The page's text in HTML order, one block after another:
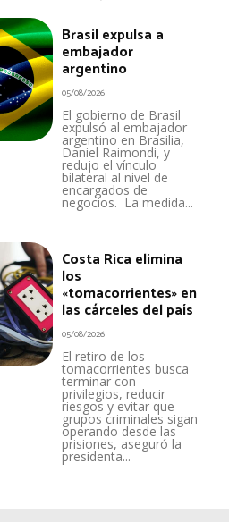
Brasil expulsa a
embajador
argentino
05/08/2026
El gobierno de Brasil
expulsó al embajador
argentino en Brasilia,
Daniel Raimondi, y
redujo el vínculo
bilateral al nivel de
encargados de
negocios. La medida...
Costa Rica elimina
los
«tomacorrientes» en
las cárceles del país
05/08/2026
El retiro de los
tomacorrientes busca
terminar con
privilegios, reducir
riesgos y evitar que
grupos criminales sigan
operando desde las
prisiones, aseguró la
presidenta...